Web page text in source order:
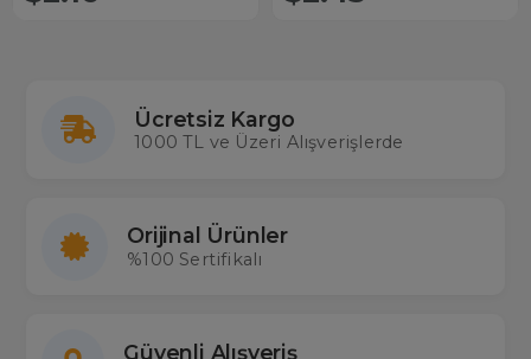
Ücretsiz Kargo
1000 TL ve Üzeri Alışverişlerde
Orijinal Ürünler
%100 Sertifikalı
Güvenli Alışveriş